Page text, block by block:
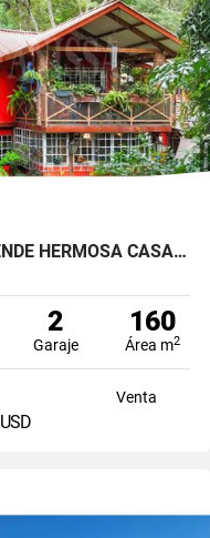
OPORTUNIDAD! SE VENDE HERMOSA CASA EN ALTOS DEL MARIA
2
Garaje
160
Área m2
Venta
USD